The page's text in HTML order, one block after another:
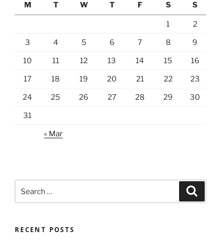
M
T W T F S S
1 2
3 4 5 6 7 8 9
10 11 12 13 14 15 16
17 18 19 20 21 22 23
24 25 26 27 28 29 30
31
« Mar
for:
RECENT POSTS